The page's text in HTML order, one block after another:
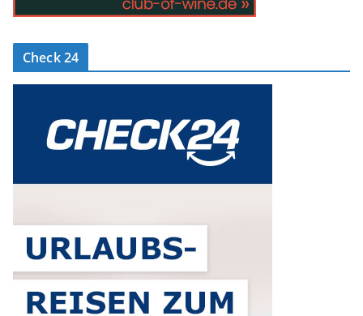
Check 24